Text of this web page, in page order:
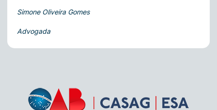
Simone Oliveira Gomes
Advogada